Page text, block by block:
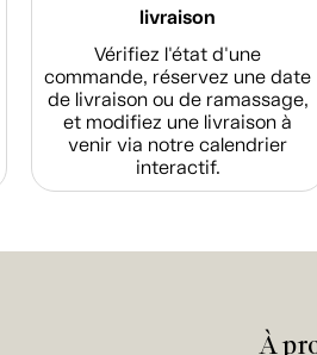
livraison
Vérifiez l'état d'une
commande, réservez une date
de livraison ou de ramassage,
et modifiez une livraison à
venir via notre calendrier
interactif.
À